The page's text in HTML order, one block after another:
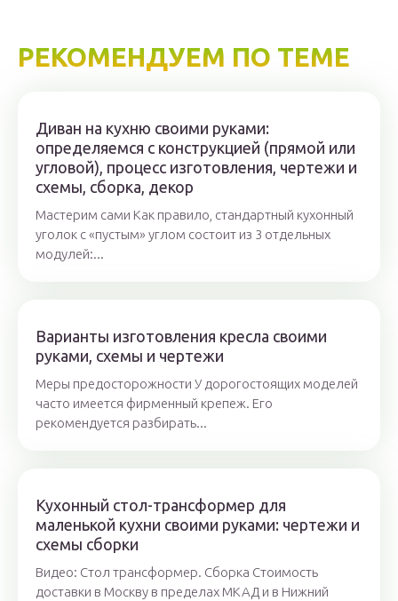
РЕКОМЕНДУЕМ ПО ТЕМЕ
Диван на кухню своими руками:
определяемся с конструкцией (прямой или
угловой), процесс изготовления, чертежи и
схемы, сборка, декор
Мастерим сами Как правило, стандартный кухонный
уголок с «пустым» углом состоит из 3 отдельных
модулей:...
Варианты изготовления кресла своими
руками, схемы и чертежи
Меры предосторожности У дорогостоящих моделей
часто имеется фирменный крепеж. Его
рекомендуется разбирать...
Кухонный стол-трансформер для
маленькой кухни своими руками: чертежи и
схемы сборки
Видео: Стол трансформер. Сборка Стоимость
доставки в Москву в пределах МКАД и в Нижний